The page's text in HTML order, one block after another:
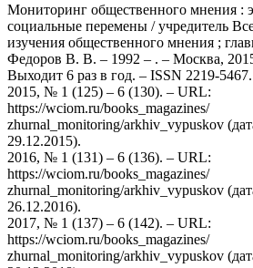
Мониторинг общественного мнения :
социальные перемены / учредитель
изучения общественного мнения ;
Федоров В. В. – 1992 – . – Москва,
Выходит 6 раз в год. – ISSN 2219-
2015, № 1 (125) – 6 (130). – URL:
https://wciom.ru/books_magazines/
zhurnal_monitoring/arkhiv_vypuskov
29.12.2015).
2016, № 1 (131) – 6 (136). – URL:
https://wciom.ru/books_magazines/
zhurnal_monitoring/arkhiv_vypuskov
26.12.2016).
2017, № 1 (137) – 6 (142). – URL:
https://wciom.ru/books_magazines/
zhurnal_monitoring/arkhiv_vypuskov